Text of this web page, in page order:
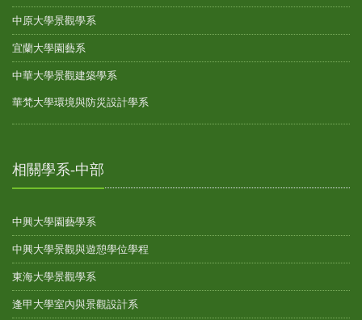
中原大學景觀學系
宜蘭大學園藝系
中華大學景觀建築學系
華梵大學環境與防災設計學系
相關學系-中部
中興大學園藝學系
中興大學景觀與遊憩學位學程
東海大學景觀學系
逢甲大學室內與景觀設計系